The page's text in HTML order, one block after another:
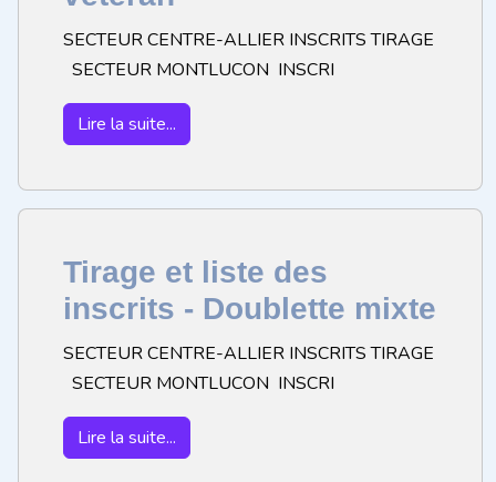
SECTEUR CENTRE-ALLIER INSCRITS TIRAGE
SECTEUR MONTLUCON INSCRI
Lire la suite...
Tirage et liste des
inscrits - Doublette mixte
SECTEUR CENTRE-ALLIER INSCRITS TIRAGE
SECTEUR MONTLUCON INSCRI
Lire la suite...